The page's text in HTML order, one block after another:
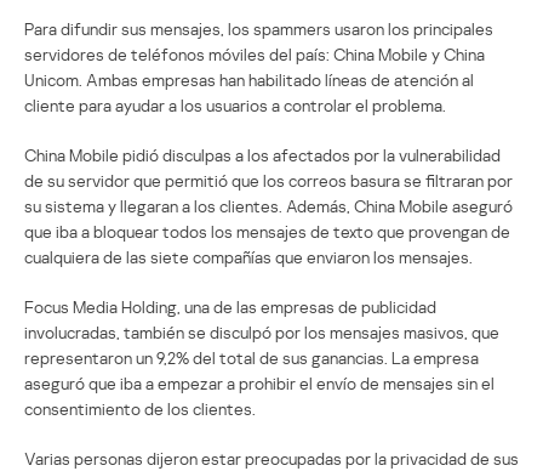
Para difundir sus mensajes, los spammers usaron los principales
servidores de teléfonos móviles del país: China Mobile y China
Unicom. Ambas empresas han habilitado líneas de atención al
cliente para ayudar a los usuarios a controlar el problema.
China Mobile pidió disculpas a los afectados por la vulnerabilidad
de su servidor que permitió que los correos basura se filtraran por
su sistema y llegaran a los clientes. Además, China Mobile aseguró
que iba a bloquear todos los mensajes de texto que provengan de
cualquiera de las siete compañías que enviaron los mensajes.
Focus Media Holding, una de las empresas de publicidad
involucradas, también se disculpó por los mensajes masivos, que
representaron un 9,2% del total de sus ganancias. La empresa
aseguró que iba a empezar a prohibir el envío de mensajes sin el
consentimiento de los clientes.
Varias personas dijeron estar preocupadas por la privacidad de sus